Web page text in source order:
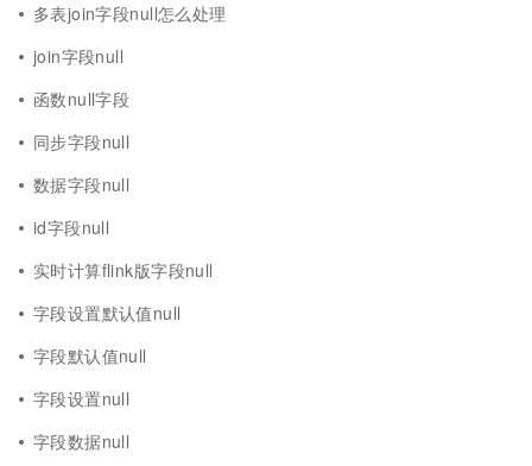
多表join字段null怎么处理
join字段null
函数null字段
同步字段null
数据字段null
id字段null
实时计算flink版字段null
字段设置默认值null
字段默认值null
字段设置null
字段数据null